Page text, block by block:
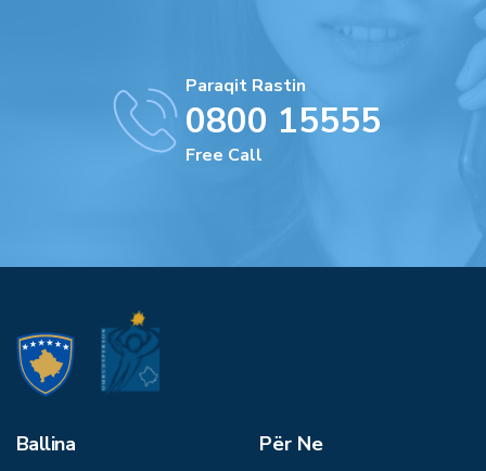
Paraqit Rastin
0800 15555
Free Call
Ballina
Për Ne